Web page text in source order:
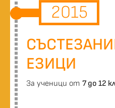
2015
ЕЗИЦИ
За ученици от 7 до 12